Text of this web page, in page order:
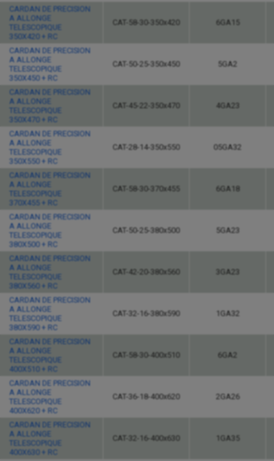
CARDAN DE PRECISION
A ALLONGE
TELESCOPIQUE
350X420 + RC
CAT-58-30-350x420 6GA15
CARDAN DE PRECISION
A ALLONGE
TELESCOPIQUE
350X450 + RC
CAT-50-25-350x450 5GA2
CARDAN DE PRECISION
A ALLONGE
TELESCOPIQUE
350X470 + RC
CAT-45-22-350x470 4GA23
CARDAN DE PRECISION
A ALLONGE
TELESCOPIQUE
350X550 + RC
CAT-28-14-350x550 05GA32
CARDAN DE PRECISION
A ALLONGE
TELESCOPIQUE
370X455 + RC
CAT-58-30-370x455 6GA18
CARDAN DE PRECISION
A ALLONGE
TELESCOPIQUE
380X500 + RC
CAT-50-25-380x500 5GA23
CARDAN DE PRECISION
A ALLONGE
TELESCOPIQUE
380X560 + RC
CAT-42-20-380x560 3GA23
CARDAN DE PRECISION
A ALLONGE
TELESCOPIQUE
380X590 + RC
CAT-32-16-380x590 1GA32
CARDAN DE PRECISION
A ALLONGE
TELESCOPIQUE
400X510 + RC
CAT-58-30-400x510 6GA2
CARDAN DE PRECISION
A ALLONGE
TELESCOPIQUE
400X620 + RC
CAT-36-18-400x620 2GA26
CARDAN DE PRECISION
A ALLONGE
TELESCOPIQUE
400X630 + RC
CAT-32-16-400x630 1GA35